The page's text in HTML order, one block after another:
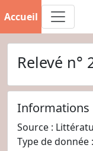
Accueil
Relevé n°
Informations
Source :
Type de donnée